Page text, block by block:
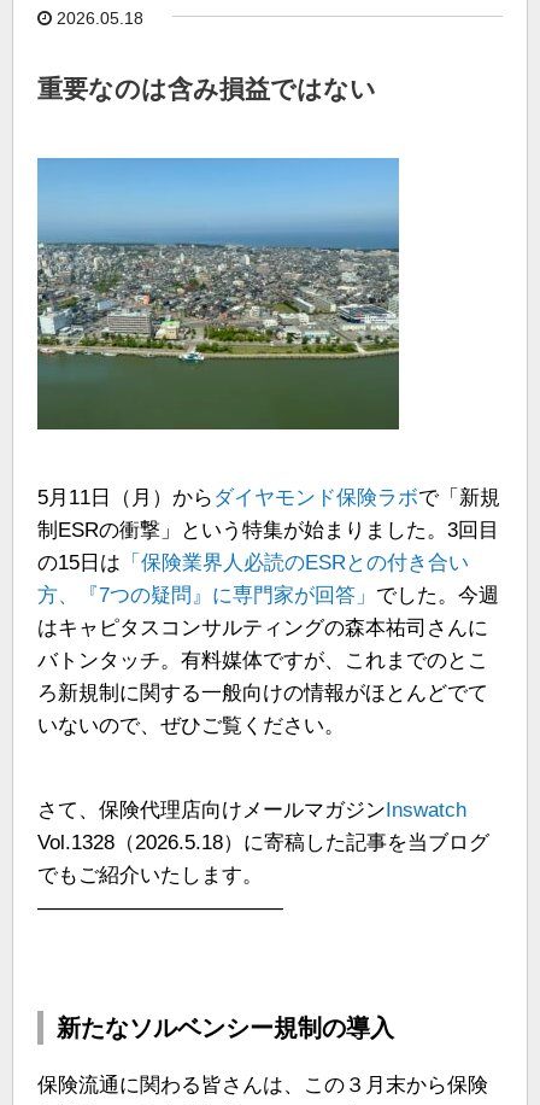
2026.05.18
重要なのは含み損益ではない
5月11日（月）から ダイヤモンド保険ラボで「新規
制ESRの衝撃」という特集が始まりました。3回目
の15日は 「保険業界人必読のESRとの付き合い
方、『7つの疑問』に専門家が回答」 でした。今週
はキャピタスコンサルティングの森本祐司さんに
バトンタッチ。有料媒体ですが、これまでのとこ
ろ新規制に関する一般向けの情報がほとんどでて
いないので、ぜひご覧ください。
さて、保険代理店向けメールマガジン Inswatch
Vol.1328（2026.5.18）に寄稿した記事を当ブログ
でもご紹介いたします。
————————————
新たなソルベンシー規制の導入
保険流通に関わる皆さんは、この３月末から保険